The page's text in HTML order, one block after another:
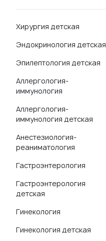
Хирургия детская
Эндокринология детская
Эпилептология детская
Аллергология-
иммунология
Аллергология-
иммунология детская
Анестезиология-
реаниматология
Гастроэнтерология
Гастроэнтерология
детская
Гинекология
Гинекология детская